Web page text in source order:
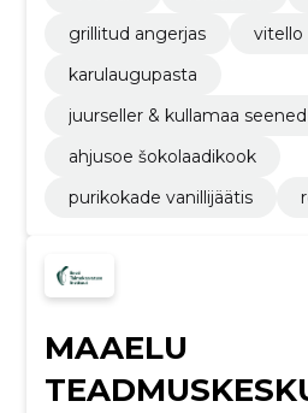
grillitud angerjas
vitello
karulaugupasta
juurseller & kullamaa seened
ahjusoe šokolaadikook
purikokade vanillijäätis
MAAELU